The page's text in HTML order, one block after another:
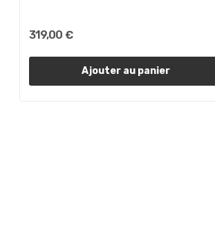
319,00 €
Ajouter au panier